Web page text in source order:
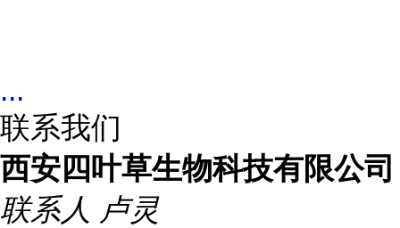
...
联系我们
西安四叶草生物科技有限公司
联系人 卢灵